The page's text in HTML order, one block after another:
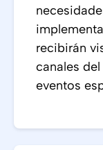
recibirán
canales
eventos